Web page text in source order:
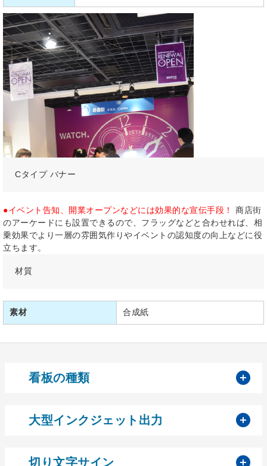
Cタイプ バナー
●イベント告知、開業オープンなどには効果的な宣伝手段！
商店街
のアーケードにも設置できるので、フラッグなどと合わせれば、相
乗効果でより一層の雰囲気作りやイベントの認知度の向上などに役
立ちます。
材質
素材 合成紙
看板の種類
大型インクジェット出力
切り文字サイン